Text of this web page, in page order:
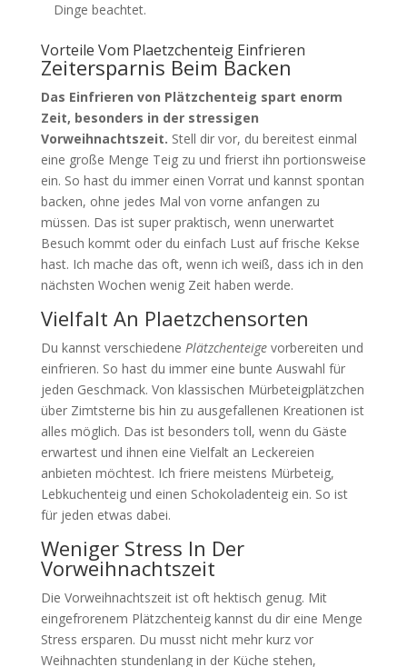
Dinge beachtet.
Vorteile Vom Plaetzchenteig Einfrieren
Zeitersparnis Beim Backen
Das Einfrieren von Plätzchenteig spart enorm
Zeit, besonders in der stressigen
Vorweihnachtszeit. Stell dir vor, du bereitest einmal
eine große Menge Teig zu und frierst ihn portionsweise
ein. So hast du immer einen Vorrat und kannst spontan
backen, ohne jedes Mal von vorne anfangen zu
müssen. Das ist super praktisch, wenn unerwartet
Besuch kommt oder du einfach Lust auf frische Kekse
hast. Ich mache das oft, wenn ich weiß, dass ich in den
nächsten Wochen wenig Zeit haben werde.
Vielfalt An Plaetzchensorten
Du kannst verschiedene Plätzchenteigevorbereiten und
einfrieren. So hast du immer eine bunte Auswahl für
jeden Geschmack. Von klassischen Mürbeteigplätzchen
über Zimtsterne bis hin zu ausgefallenen Kreationen ist
alles möglich. Das ist besonders toll, wenn du Gäste
erwartest und ihnen eine Vielfalt an Leckereien
anbieten möchtest. Ich friere meistens Mürbeteig,
Lebkuchenteig und einen Schokoladenteig ein. So ist
für jeden etwas dabei.
Weniger Stress In Der
Vorweihnachtszeit
Die Vorweihnachtszeit ist oft hektisch genug. Mit
eingefrorenem Plätzchenteig kannst du dir eine Menge
Stress ersparen. Du musst nicht mehr kurz vor
Weihnachten stundenlang in der Küche stehen,